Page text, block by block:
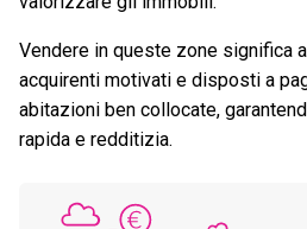
Vendere in queste zone significa
acquirenti motivati e disposti a
abitazioni ben collocate,
rapida e redditizia.